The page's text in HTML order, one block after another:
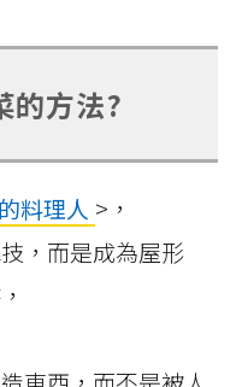
的方法?
料理人 >，
，而是成為屋形